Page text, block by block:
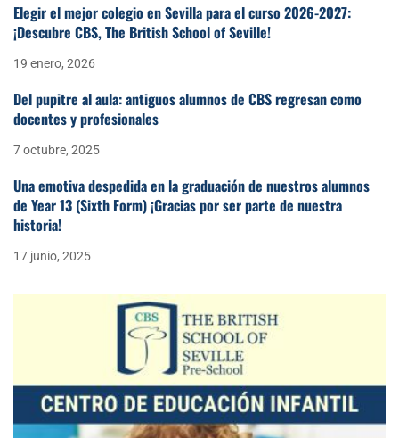
Elegir el mejor colegio en Sevilla para el curso 2026-2027:
¡Descubre CBS, The British School of Seville!
19 enero, 2026
Del pupitre al aula: antiguos alumnos de CBS regresan como
docentes y profesionales
7 octubre, 2025
Una emotiva despedida en la graduación de nuestros alumnos
de Year 13 (Sixth Form) ¡Gracias por ser parte de nuestra
historia!
17 junio, 2025